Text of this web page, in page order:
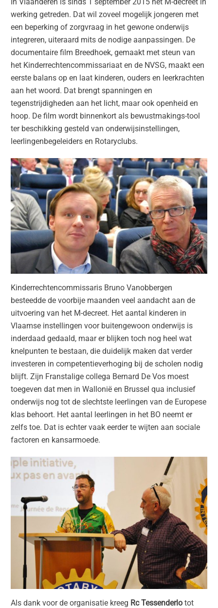
werking getreden. Dat wil zoveel mogelijk jongeren met
een beperking of zorgvraag in het gewone onderwijs
integreren, uiteraard mits de nodige aanpassingen. De
documentaire film Breedhoek, gemaakt met steun van
het Kinderrechtencommissariaat en de NVSG, maakt een
eerste balans op en laat kinderen, ouders en leerkrachten
aan het woord. Dat brengt spanningen en
tegenstrijdigheden aan het licht, maar ook openheid en
hoop. De film wordt binnenkort als bewustmakings-tool
ter beschikking gesteld van onderwijsinstellingen,
leerlingenbegeleiders en Rotaryclubs.
Kinderrechtencommissaris Bruno Vanobbergen
besteedde de voorbije maanden veel aandacht aan de
uitvoering van het M-decreet. Het aantal kinderen in
Vlaamse instellingen voor buitengewoon onderwijs is
inderdaad gedaald, maar er blijken toch nog heel wat
knelpunten te bestaan, die duidelijk maken dat verder
investeren in competentieverhoging bij de scholen nodig
blijft. Zijn Franstalige collega Bernard De Vos moest
toegeven dat men in Wallonië en Brussel qua inclusief
onderwijs nog tot de slechtste leerlingen van de Europese
klas behoort. Het aantal leerlingen in het BO neemt er
zelfs toe. Dat is echter vaak eerder te wijten aan sociale
factoren en kansarmoede.
Als dank voor de organisatie kreeg Rc Tessenderlo tot